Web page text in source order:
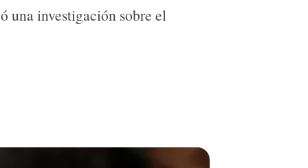
una investigación sobre el